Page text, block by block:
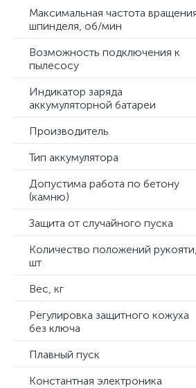
Максимальная частота
шпинделя, об/мин
Возможность подключения к
пылесосу
Индикатор заряда
аккумуляторной батареи
Производитель
Тип аккумулятора
Допустима работа по бетону
(камню)
Защита от случайного пуска
Количество положений рукояти,
шт
Вес, кг
Регулировка защитного кожуха
без ключа
Плавный пуск
Константная электроника